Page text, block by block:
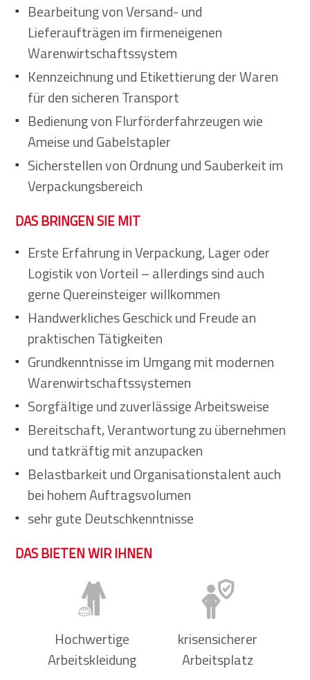
Bearbeitung von Versand- und
Lieferaufträgen im firmeneigenen
Warenwirtschaftssystem
Kennzeichnung und Etikettierung der Waren
für den sicheren Transport
Bedienung von Flurförderfahrzeugen wie
Ameise und Gabelstapler
Sicherstellen von Ordnung und Sauberkeit im
Verpackungsbereich
DAS BRINGEN SIE MIT
Erste Erfahrung in Verpackung, Lager oder
Logistik von Vorteil – allerdings sind auch
gerne Quereinsteiger willkommen
Handwerkliches Geschick und Freude an
praktischen Tätigkeiten
Grundkenntnisse im Umgang mit modernen
Warenwirtschaftssystemen
Sorgfältige und zuverlässige Arbeitsweise
Bereitschaft, Verantwortung zu übernehmen
und tatkräftig mit anzupacken
Belastbarkeit und Organisationstalent auch
bei hohem Auftragsvolumen
sehr gute Deutschkenntnisse
DAS BIETEN WIR IHNEN
Hochwertige
Arbeitskleidung
krisensicherer
Arbeitsplatz